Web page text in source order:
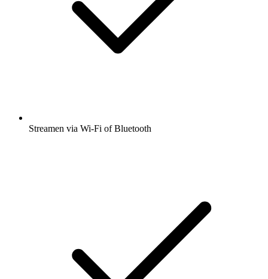
Streamen via Wi-Fi of Bluetooth